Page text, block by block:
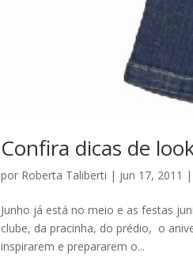
Confira dicas de
por Roberta Taliberti | jun 17, 2011 |
Junho já está no meio e as festas
clube, da pracinha, do prédio, o
inspirarem e prepararem o...